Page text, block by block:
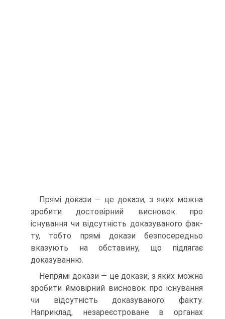
Прямі докази — це докази, з яких можна
зробити достовір­ний висновок про
існування чи відсутність доказуваного фак­
ту, тобто прямі докази безпосередньо
вказують на обставину, що підлягає
доказуванню.
Непрямі докази — це докази, з яких можна
зробити ймовір­ний висновок про існування
чи відсутність доказуваного факту.
Наприклад, незареєстроване в органах